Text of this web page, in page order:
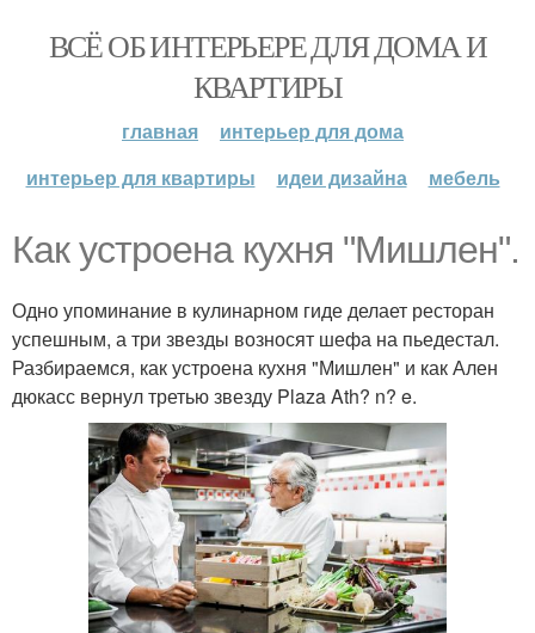
ВСЁ ОБ ИНТЕРЬЕРЕ ДЛЯ ДОМА И
КВАРТИРЫ
главная
интерьер для дома
интерьер для квартиры
идеи дизайна мебель
Как устроена кухня "Мишлен".
Одно упоминание в кулинарном гиде делает ресторан
успешным, а три звезды возносят шефа на пьедестал.
Разбираемся, как устроена кухня "Мишлен" и как Ален
дюкасс вернул третью звезду Plaza Ath? n? e.